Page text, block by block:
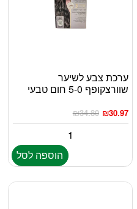
ערכת צבע לשיער
שוורצקופף 5-0 חום טבעי
₪34.80 ₪30.97
הוספה לסל